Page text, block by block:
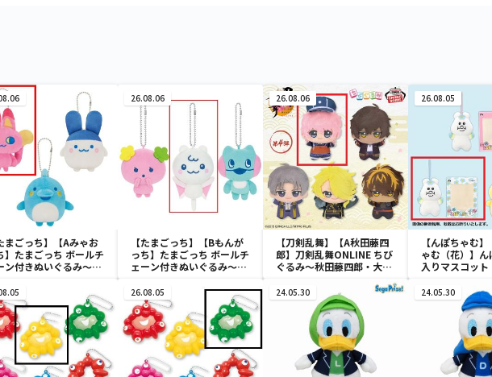
まごっち】【Aみゃお
】たまごっち ボールチ
ン付きぬいぐるみ～
R
26.08.06
【たまごっち】【Bもんが
っち】たまごっち ボールチ
ェーン付きぬいぐるみ～
vol.3
26.08.06
【刀剣乱舞】【A秋田藤四
郎】刀剣乱舞ONLINE ちび
ぐるみ～秋田藤四郎・大倶
子王・火車切～
26.08.05
【んぽちゃむ
ゃむ（花）】
入りマスコット
26.08.05 24.05.30 24.05.30